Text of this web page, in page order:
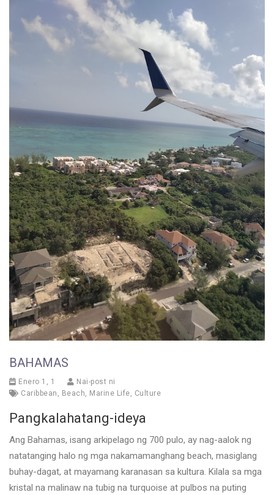
BAHAMAS
Enero 1, 1
Nai-post ni
Caribbean , Beach, Marine Life, Culture
Pangkalahatang-ideya
Ang Bahamas, isang arkipelago ng 700 pulo, ay nag-aalok ng
natatanging halo ng mga nakamamanghang beach, masiglang
buhay-dagat, at mayamang karanasan sa kultura. Kilala sa mga
kristal na malinaw na tubig na turquoise at pulbos na puting